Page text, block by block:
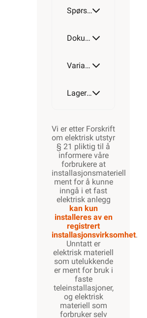
Spørsmål og svar
Dokumentasjon
Varianter av artikkel
Lagerstatus
Vi er etter Forskrift
om elektrisk utstyr
§ 21 pliktig til å
informere våre
forbrukere at
installasjonsmateriell
ment for å kunne
inngå i et fast
elektrisk anlegg
kan kun
installeres av en
registrert
installasjonsvirksomhet.
Unntatt er
elektrisk materiell
som utelukkende
er ment for bruk i
faste
teleinstallasjoner,
og elektrisk
materiell som
forbruker selv